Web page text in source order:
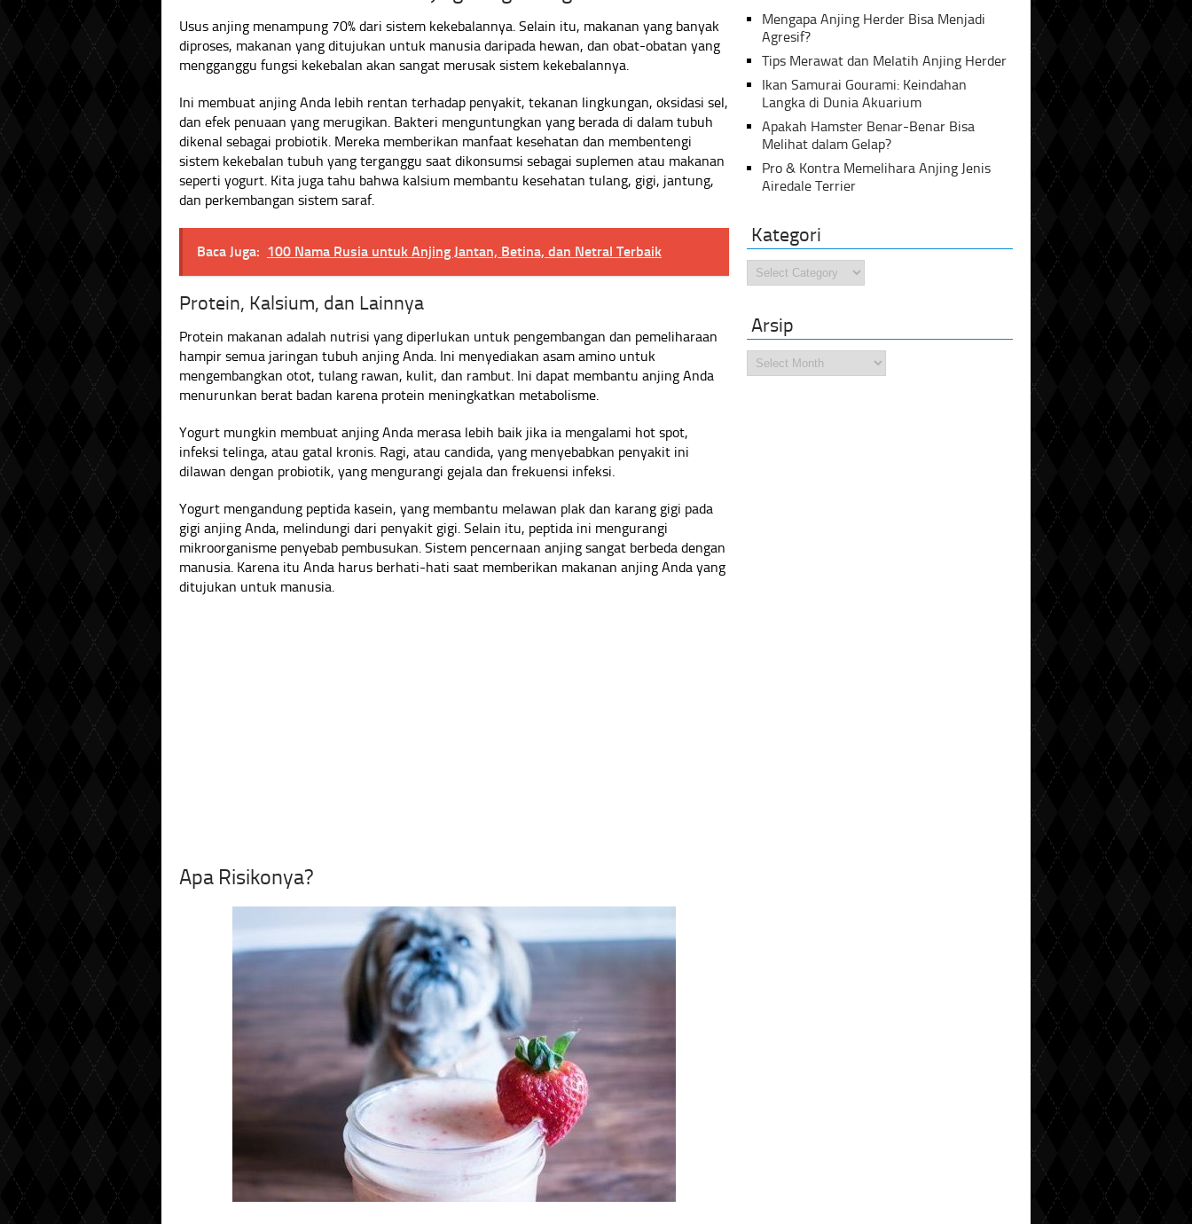
Usus anjing menampung 70% dari sistem kekebalannya. Selain itu, makanan yang banyak
diproses, makanan yang ditujukan untuk manusia daripada hewan, dan obat-obatan yang
mengganggu fungsi kekebalan akan sangat merusak sistem kekebalannya.
Ini membuat anjing Anda lebih rentan terhadap penyakit, tekanan lingkungan, oksidasi sel,
dan efek penuaan yang merugikan. Bakteri menguntungkan yang berada di dalam tubuh
dikenal sebagai probiotik. Mereka memberikan manfaat kesehatan dan membentengi
sistem kekebalan tubuh yang terganggu saat dikonsumsi sebagai suplemen atau makanan
seperti yogurt. Kita juga tahu bahwa kalsium membantu kesehatan tulang, gigi, jantung,
dan perkembangan sistem saraf.
Baca Juga: 100 Nama Rusia untuk Anjing Jantan, Betina, dan Netral Terbaik
Protein, Kalsium, dan Lainnya
Protein makanan adalah nutrisi yang diperlukan untuk pengembangan dan pemeliharaan
hampir semua jaringan tubuh anjing Anda. Ini menyediakan asam amino untuk
mengembangkan otot, tulang rawan, kulit, dan rambut. Ini dapat membantu anjing Anda
menurunkan berat badan karena protein meningkatkan metabolisme.
Yogurt mungkin membuat anjing Anda merasa lebih baik jika ia mengalami hot spot,
infeksi telinga, atau gatal kronis. Ragi, atau candida, yang menyebabkan penyakit ini
dilawan dengan probiotik, yang mengurangi gejala dan frekuensi infeksi.
Yogurt mengandung peptida kasein, yang membantu melawan plak dan karang gigi pada
gigi anjing Anda, melindungi dari penyakit gigi. Selain itu, peptida ini mengurangi
mikroorganisme penyebab pembusukan. Sistem pencernaan anjing sangat berbeda dengan
manusia. Karena itu Anda harus berhati-hati saat memberikan makanan anjing Anda yang
ditujukan untuk manusia.
Apa Risikonya?
Mengapa Anjing Herder Bisa Menjadi
Agresif?
Tips Merawat dan Melatih Anjing Herder
Ikan Samurai Gourami: Keindahan
Langka di Dunia Akuarium
Apakah Hamster Benar-Benar Bisa
Melihat dalam Gelap?
Pro & Kontra Memelihara Anjing Jenis
Airedale Terrier
Kategori
Kategori
Arsip
Arsip